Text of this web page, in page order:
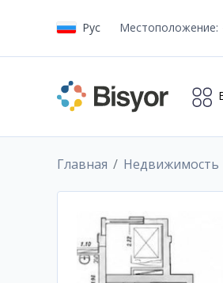
Рус Местоположение:
Главная Недвижимость